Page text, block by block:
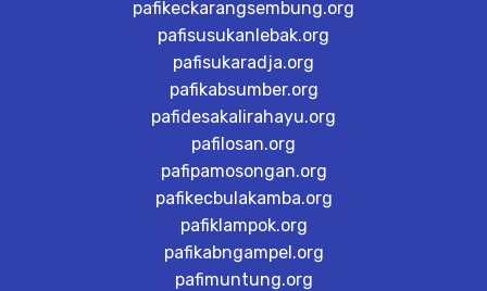
pafikeckarangsembung.org
pafisusukanlebak.org
pafisukaradja.org
pafikabsumber.org
pafidesakalirahayu.org
pafilosan.org
pafipamosongan.org
pafikecbulakamba.org
pafiklampok.org
pafikabngampel.org
pafimuntung.org